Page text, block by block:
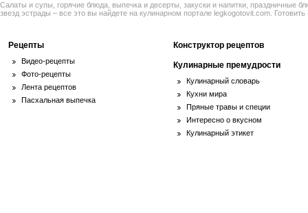
Салаты и супы, горячие блюда, выпечка и десерты, закуски и напитки, праздничные
звезд эстрады – все это вы найдете на кулинарном портале legkogotovit.com. Готовить
Рецепты
Видео-рецепты
Фото-рецепты
Лента рецептов
Пасхальная выпечка
Конструктор рецептов
Кулинарные премудрости
Кулинарный словарь
Кухни мира
Пряные травы и специи
Интересно о вкусном
Кулинарный этикет